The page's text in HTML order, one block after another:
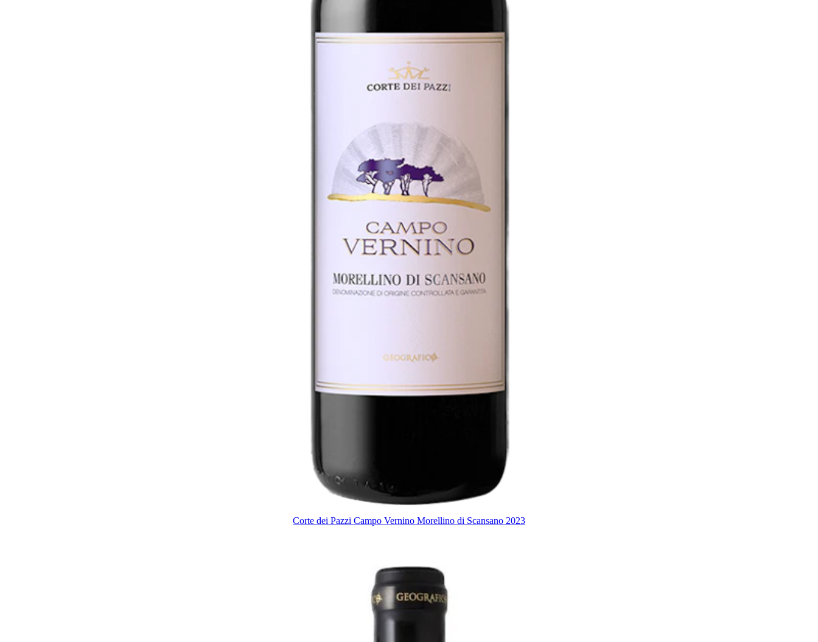
Corte dei Pazzi Campo Vernino Morellino di Scansano 2023